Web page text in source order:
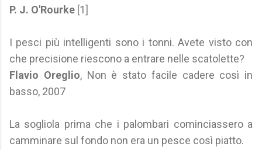
P. J. O'Rourke [1]
I pesci più intelligenti sono i tonni. Avete visto con
che precisione riescono a entrare nelle scatolette?
Flavio Oreglio, Non è stato facile cadere così in
basso, 2007
La sogliola prima che i palombari cominciassero a
camminare sul fondo non era un pesce così piatto.